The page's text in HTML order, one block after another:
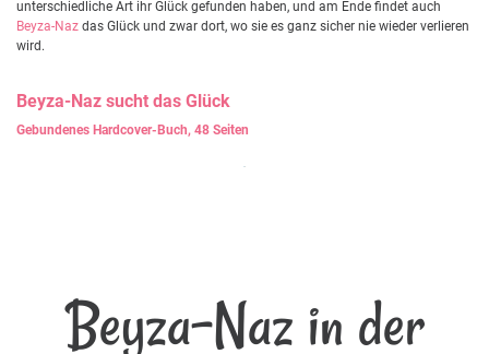
unterschiedliche Art ihr Glück gefunden haben, und am Ende findet auch
Beyza-Naz das Glück und zwar dort, wo sie es ganz sicher nie wieder verlieren
wird.
Beyza-Naz sucht das Glück
Gebundenes Hardcover-Buch, 48 Seiten
Beyza-Naz in der